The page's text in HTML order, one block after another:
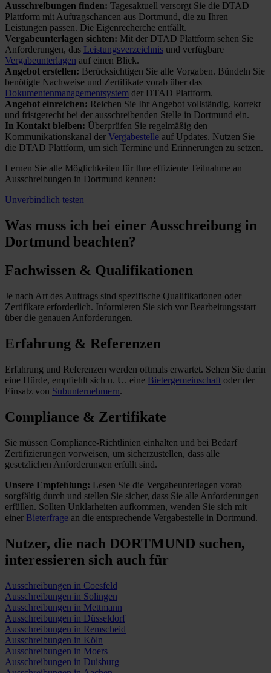
Ausschreibungen finden: Tagesaktuell versorgt Sie die DTAD
Plattform mit Auftragschancen aus Dortmund, die zu Ihren
Leistungen passen. Die Eigenrecherche entfällt.
Vergabeunterlagen sichten: Mit der DTAD Plattform sehen Sie
Anforderungen, das Leistungsverzeichnis und verfügbare
Vergabeunterlagen auf einen Blick.
Angebot erstellen: Berücksichtigen Sie alle Vorgaben. Bündeln Sie
benötigte Nachweise und Zertifikate vorab über das
Dokumentenmanagementsystem der DTAD Plattform.
Angebot einreichen: Reichen Sie Ihr Angebot vollständig, korrekt
und fristgerecht bei der ausschreibenden Stelle in Dortmund ein.
In Kontakt bleiben: Überprüfen Sie regelmäßig den
Kommunikationskanal der Vergabestelle auf Updates. Nutzen Sie
die DTAD Plattform, um sich Termine und Erinnerungen zu setzen.
Lernen Sie alle Möglichkeiten für Ihre effiziente Teilnahme an
Ausschreibungen in Dortmund kennen:
Unverbindlich testen
Was muss ich bei einer Ausschreibung in
Dortmund beachten?
Fachwissen & Qualifikationen
Je nach Art des Auftrags sind spezifische Qualifikationen oder
Zertifikate erforderlich. Informieren Sie sich vor Bearbeitungsstart
über die genauen Anforderungen.
Erfahrung & Referenzen
Erfahrung und Referenzen werden oftmals erwartet. Sehen Sie darin
eine Hürde, empfiehlt sich u. U. eine Bietergemeinschaft oder der
Einsatz von Subunternehmern.
Compliance & Zertifikate
Sie müssen Compliance-Richtlinien einhalten und bei Bedarf
Zertifizierungen vorweisen, um sicherzustellen, dass alle
gesetzlichen Anforderungen erfüllt sind.
Unsere Empfehlung: Lesen Sie die Vergabeunterlagen vorab
sorgfältig durch und stellen Sie sicher, dass Sie alle Anforderungen
erfüllen. Sollten Unklarheiten aufkommen, wenden Sie sich mit
einer Bieterfrage an die entsprechende Vergabestelle in Dortmund.
Nutzer, die nach DORTMUND suchen,
interessieren sich auch für
Ausschreibungen in Coesfeld
Ausschreibungen in Solingen
Ausschreibungen in Mettmann
Ausschreibungen in Düsseldorf
Ausschreibungen in Remscheid
Ausschreibungen in Köln
Ausschreibungen in Moers
Ausschreibungen in Duisburg